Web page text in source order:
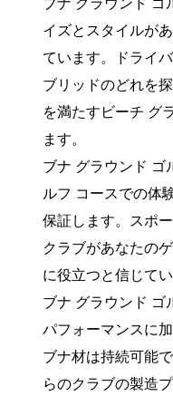
イズとスタイルが
ています。ドライ
ブリッドのどれを
を満たすビーチ グ
ます。
ブナ グラウンド ゴ
ルフ コースでの体
保証します。スポ
クラブがあなたの
に役立つと信じて
ブナ グラウンド ゴ
パフォーマンスに
ブナ材は持続可能
らのクラブの製造